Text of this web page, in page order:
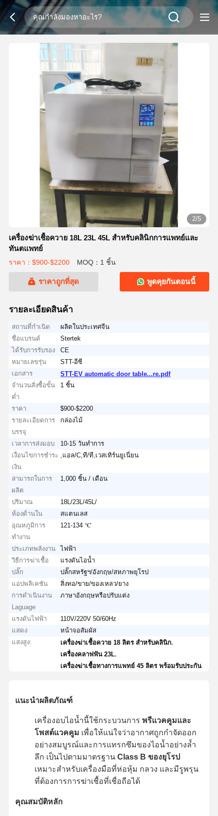
2/5
เครื่องฆ่าเชื้อควาย 18L 23L 45L สําหรับคลินิกการแพทย์และ
ทันตแพทย์
ราคา：$900-$2200 MOQ：1 ชิ้น
ราคาถูกที่สุด พูดคุยกันตอนนี้
รายละเอียดสินค้า
สถานที่กำเนิด
ผลิตในประเทศจีน
ชื่อแบรนด์
Stertek
ได้รับการรับรอง
CE
หมายเลขรุ่น
STT-อีซี
เอกสาร
STT-EV automatic door table...re.pdf
จำนวนสั่งซื้อขั้น
ต่ำ
1 ชิ้น
ราคา
$900-$2200
รายละเอียดการ
บรรจุ
กล่องไม้
เวลาการส่งมอบ
10-15 วันทำการ
เงื่อนไขการชำระ
เงิน
,แอล/C,ที/ที,เวสเทิร์นยูเนี่ยน
สามารถในการ
ผลิต
1,000 ชิ้น / เดือน
ปริมาณ
18L/23L/45L/
ห้องด้านใน
สแตนเลส
อุณหภูมิการ
ทำงาน
121-134 ℃
ประเภทพลังงาน
ไฟฟ้า
วิธีการฆ่าเชื้อ
แรงดันไอน้ำ
ปลั๊ก
ปลั๊กสหรัฐฯ/อังกฤษ/สหภาพยุโรป
แอปพลิเคชัน
สิ่งทอ/ขาย/ของเหลว/ยาง
การดำเนินงาน
Laguage
ภาษาอังกฤษหรือปรับแต่ง
แรงดันไฟฟ้า
110V/220V 50/60Hz
แสดง
หน้าจอสัมผัส
แสงสูง:
เครื่องฆ่าเชื้อควาย 18 ลิตร สําหรับคลินิก
เครื่องคลาฟฟัน 23L
เครื่องฆ่าเชื้อทางการแพทย์ 45 ลิตร พร้อมรับประกัน
แนะนำผลิตภัณฑ์
เครื่องอบไอน้ำนี้ใช้กระบวนการ พรีแวคคูมและ
โพสต์แวคคูม เพื่อให้แน่ใจว่าอากาศถูกกำจัดออก
อย่างสมบูรณ์และการแทรกซึมของไอน้ำอย่างล้ำ
ลึก เป็นไปตามมาตรฐาน Class B ของยุโรป
เหมาะสำหรับเครื่องมือที่ห่อหุ้ม กลวง และมีรูพรุน
ที่ต้องการการฆ่าเชื้อที่เชื่อถือได้
คุณสมบัติหลัก